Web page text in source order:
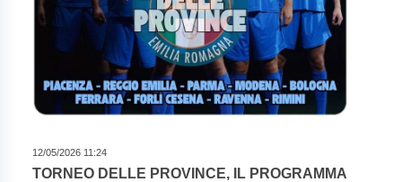
12/05/2026 11:24
TORNEO DELLE PROVINCE, IL PROGRAMMA